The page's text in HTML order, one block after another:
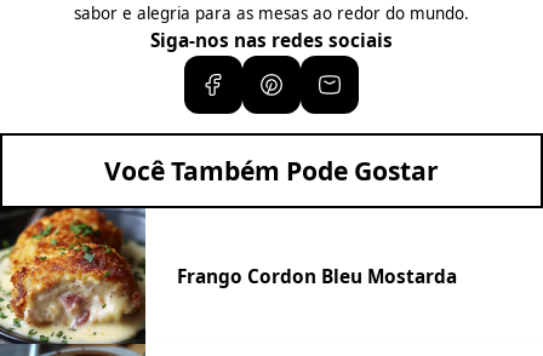
sabor e alegria para as mesas ao redor do mundo.
Siga-nos nas redes sociais
Você Também Pode Gostar
Frango Cordon Bleu Mostarda